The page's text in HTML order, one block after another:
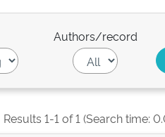
Authors/record
Results 1-1 of 1 (Search time: